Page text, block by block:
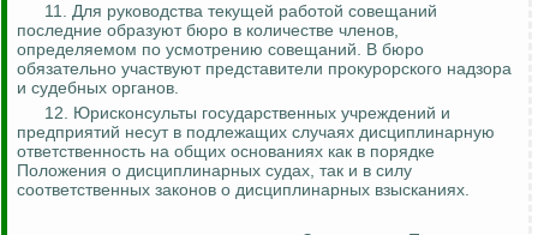
11. Для руководства текущей работой совещаний
последние образуют бюро в количестве членов,
определяемом по усмотрению совещаний. В бюро
обязательно участвуют представители прокурорского надзора
и судебных органов.
12. Юрисконсульты государственных учреждений и
предприятий несут в подлежащих случаях дисциплинарную
ответственность на общих основаниях как в порядке
Положения о дисциплинарных судах, так и в силу
соответственных законов о дисциплинарных взысканиях.